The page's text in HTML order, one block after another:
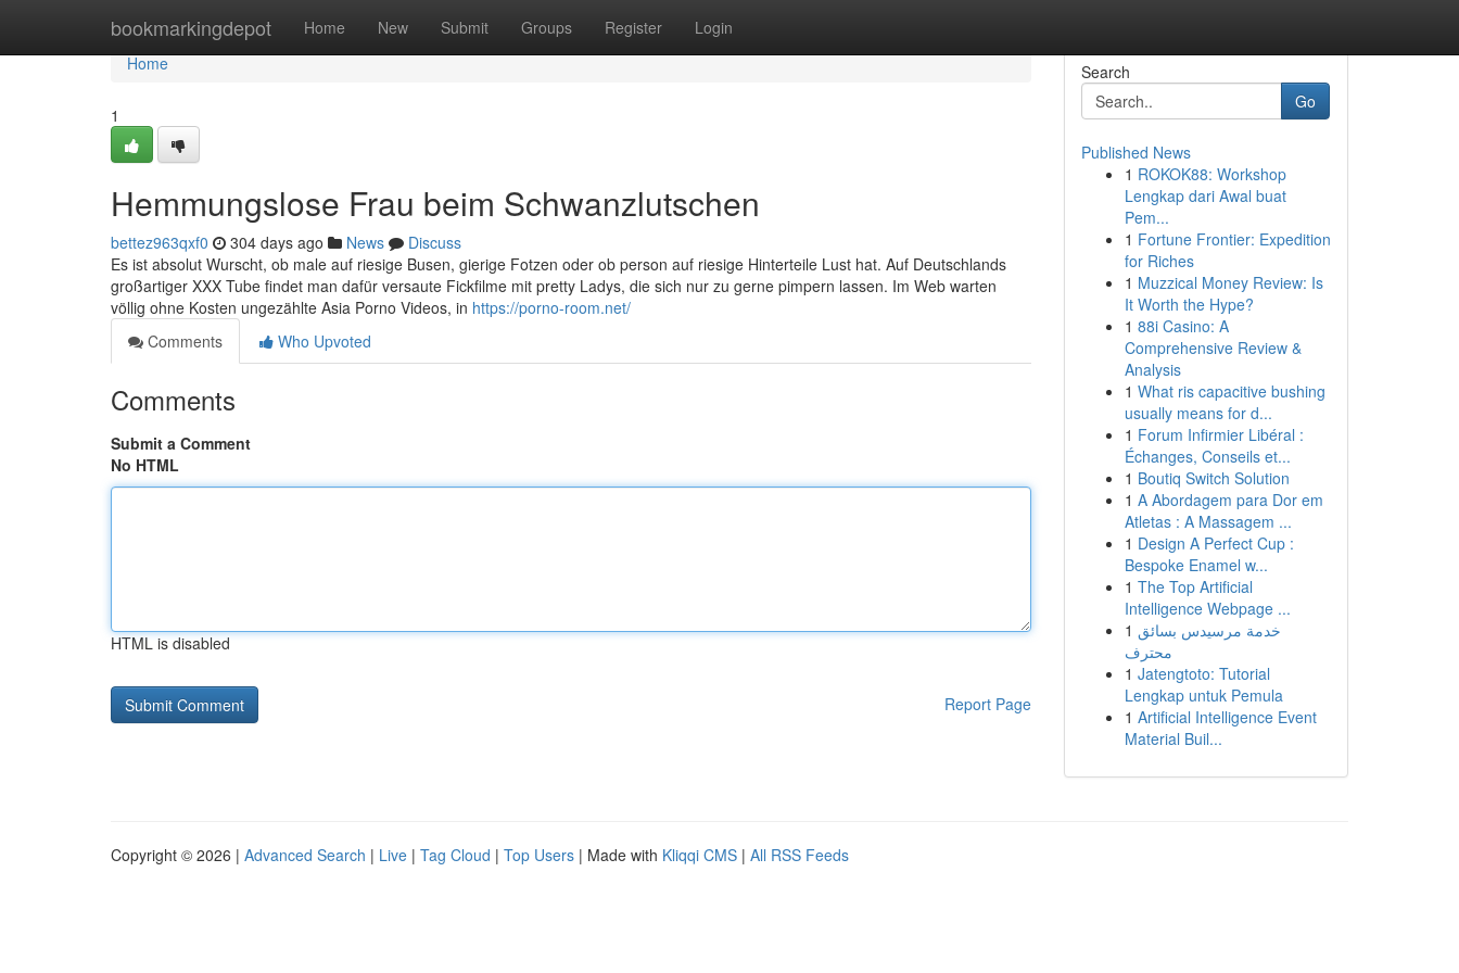
bookmarkingdepot Home New Submit Groups Register Login
Home
Home
1
Hemmungslose Frau beim Schwanzlutschen
bettez963qxf0 304 days ago News
Discuss
Es ist absolut Wurscht, ob male auf riesige Busen, gierige Fotzen oder ob person auf riesige Hinterteile Lust hat. Auf Deutschlands
großartiger XXX Tube findet man dafür versaute Fickfilme mit pretty Ladys, die sich nur zu gerne pimpern lassen. Im Web warten
völlig ohne Kosten ungezählte Asia Porno Videos, in https://porno-room.net/
Comments
Who Upvoted
Comments
Submit a Comment
No HTML
HTML is disabled
Report Page
Search
Go
Published News
1 ROKOK88: Workshop
Lengkap dari Awal buat
Pem...
1 Fortune Frontier: Expedition
for Riches
1 Muzzical Money Review: Is
It Worth the Hype?
1 88i Casino: A
Comprehensive Review &
Analysis
1 What ris capacitive bushing
usually means for d...
1 Forum Infirmier Libéral :
Échanges, Conseils et...
1 Boutiq Switch Solution
1 A Abordagem para Dor em
Atletas : A Massagem ...
1 Design A Perfect Cup :
Bespoke Enamel w...
1 The Top Artificial
Intelligence Webpage ...
1 خدمة مرسيدس بسائق
محترف
1 Jatengtoto: Tutorial
Lengkap untuk Pemula
1 Artificial Intelligence Event
Material Buil...
Copyright © 2026 | Advanced Search | Live | Tag Cloud | Top Users | Made with Kliqqi CMS | All RSS Feeds